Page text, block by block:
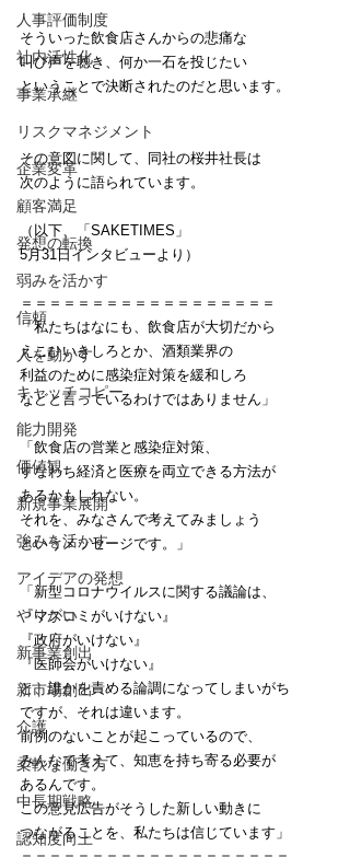
人事評価制度
社内活性化
事業承継
リスクマネジメント
企業変革
顧客満足
発想の転換
弱みを活かす
信頼
人を動かす
キャッチコピー
能力開発
価値観
新規事業展開
強みを活かす
アイデアの発想
やりがい
新事業創出
新市場創出
介護
柔軟な働き方
中長期戦略
認知度向上
そういった飲食店さんからの悲痛な
叫び声を聴き、何か一石を投じたい
ということで決断されたのだと思います。
その意図に関して、同社の桜井社長は
次のように語られています。
（以下、「SAKETIMES」
5月31日インタビューより）
＝＝＝＝＝＝＝＝＝＝＝＝＝＝＝＝＝＝
「私たちはなにも、飲食店が大切だから
えこひいきしろとか、酒類業界の
利益のために感染症対策を緩和しろ
などと言っているわけではありません」
「飲食店の営業と感染症対策、
すなわち経済と医療を両立できる方法が
あるかもしれない。
それを、みなさんで考えてみましょう
というメッセージです。」
「新型コロナウイルスに関する議論は、
『マスコミがいけない』
『政府がいけない』
『医師会がいけない』
と、誰かを責める論調になってしまいがち
ですが、それは違います。
前例のないことが起こっているので、
みんなで考えて、知恵を持ち寄る必要が
あるんです。
この意見広告がそうした新しい動きに
つながることを、私たちは信じています」